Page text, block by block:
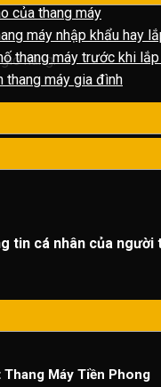
hàng.
của thang máy
máy nhập khẩu hay
thang máy trước khi
thang máy gia đình
tin cá nhân của người
Máy Tiền Phong